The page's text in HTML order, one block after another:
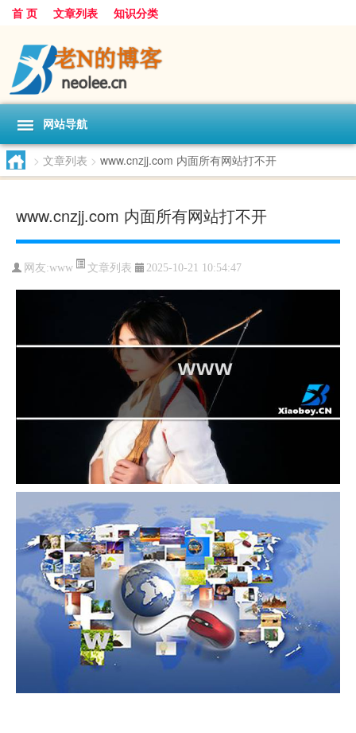
首 页 文章列表 知识分类
网站导航
> 文章列表 > www.cnzjj.com 内面所有网站打不开
www.cnzjj.com 内面所有网站打不开
网友:www 文章列表 2025-10-21 10:54:47